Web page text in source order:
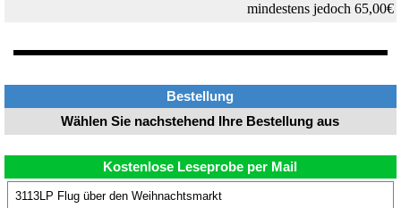
mindestens jedoch 65,00€
Bestellung
Wählen Sie nachstehend Ihre Bestellung aus
Kostenlose Leseprobe per Mail
3113LP Flug über den Weihnachtsmarkt